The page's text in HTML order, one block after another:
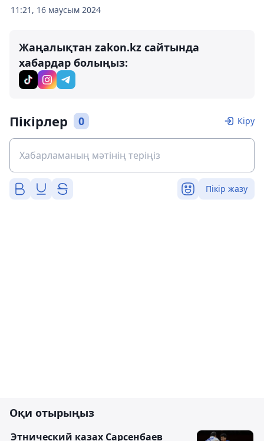
11:21, 16 маусым 2024
Жаңалықтан zakon.kz сайтында
хабардар болыңыз:
Пікірлер 0 Кіру
Пікір жазу
Оқи отырыңыз
Этнический казах Сарсенбаев